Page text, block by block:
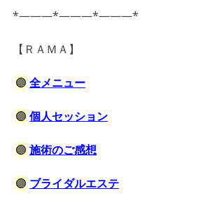
*―――*―――*―――*
【ＲＡＭＡ】
🟣 全メニュー
🟣 個人セッション
🟣 施術のご感想
🟣 ブライダルエステ